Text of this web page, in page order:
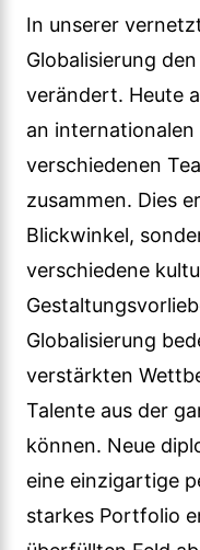
In unserer
Globalisierung
verändert. Heute
an
verschiedenen
zusammen. Dies
Blickwinkel,
verschiedene
Globalisierung
verstärkten
Talente aus der
können. Neue
eine einzigartige
starkes Portfolio